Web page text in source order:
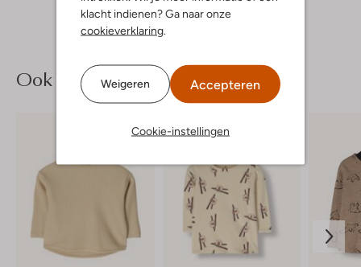
klacht indienen? Ga naar onze
cookieverklaring
Weigeren Accepteren
Cookie-instellingen
Ook iets voor jou?